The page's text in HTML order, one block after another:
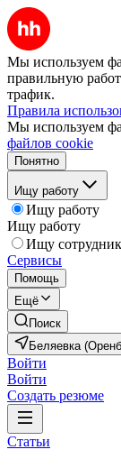
Мы используем
правильную
трафик.
Правила
Мы используем
файлов cookie
Понятно
Ищу работу
Ищу работу
Ищу работу
Ищу
Сервисы
Помощь
Ещё
Поиск
Беляевка
Войти
Войти
Создать резюме
Статьи